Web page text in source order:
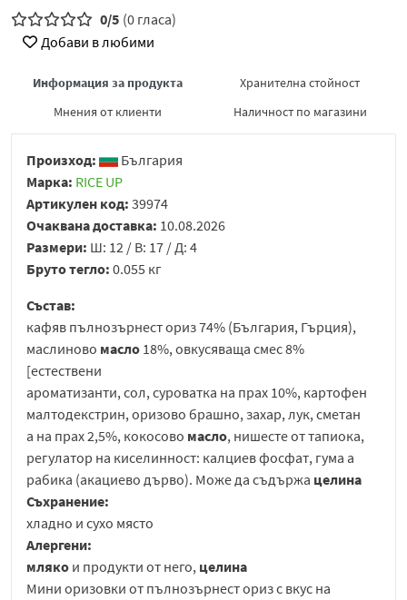
0/5 (0 гласа)
Добави в любими
Информация за продукта
Хранителна стойност
Мнения от клиенти
Наличност по магазини
Произход:
България
Марка: RICE UP
Артикулен код: 39974
Очаквана доставка: 10.08.2026
Размери: Ш: 12 / В: 17 / Д: 4
Бруто тегло: 0.055 кг
Състав:
кафяв пълнозърнест ориз 74% (България, Гърция),
маслиново масло 18%, овкусяваща смес 8%
[естествени
ароматизанти, сол, суроватка на прах 10%, картофен
малтодекстрин, оризово брашно, захар, лук, сметан
а на прах 2,5%, кокосово масло, нишесте от тапиока,
регулатор на киселинност: калциев фосфат, гума а
рабика (акациево дърво). Може да съдържа целина
Съхранение:
хладно и сухо място
Алергени:
мляко и продукти от него, целина
Мини оризовки от пълнозърнест ориз с вкус на